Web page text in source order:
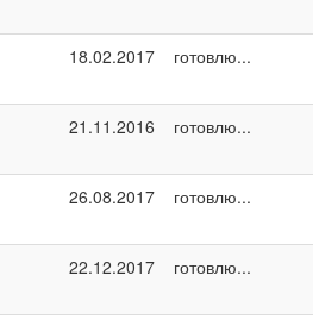
18.02.2017 готовлю...
21.11.2016 готовлю...
26.08.2017 готовлю...
22.12.2017 готовлю...